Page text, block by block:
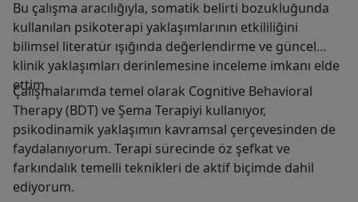
Bu çalışma aracılığıyla, somatik belirti bozukluğunda
kullanılan psikoterapi yaklaşımlarının etkililiğini
bilimsel literatür ışığında değerlendirme ve güncel
klinik yaklaşımları derinlemesine inceleme imkanı elde
ettim.
Çalışmalarımda temel olarak Cognitive Behavioral
Therapy (BDT) ve Şema Terapiyi kullanıyor,
psikodinamik yaklaşımın kavramsal çerçevesinden de
faydalanıyorum. Terapi sürecinde öz şefkat ve
farkındalık temelli teknikleri de aktif biçimde dahil
ediyorum.